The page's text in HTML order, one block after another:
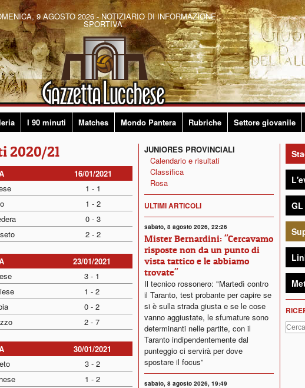
9 AGOSTO 2026 - NOTIZIARIO DI INFORMAZIONE
SPORTIVA
I 90 minuti Matches Mondo Pantera Rubriche Settore giovanile
2020/21
16/01/2021
1 - 1
1 - 2
0 - 3
2 - 2
23/01/2021
3 - 1
1 - 2
0 - 2
2 - 7
30/01/2021
3 - 2
1 - 2
JUNIORES PROVINCIALI
Calendario e risultati
Classifica
Rosa
ULTIMI ARTICOLI
sabato, 8 agosto 2026, 22:26
Mister Bernardini: "Cercavamo
risposte non da un punto di
vista tattico e le abbiamo
trovate"
Il tecnico rossonero: "Martedì contro
il Taranto, test probante per capire se
si è sulla strada giusta e se le cose
vanno aggiustate, le sfumature sono
determinanti nelle partite, con il
Taranto indipendentemente dal
punteggio ci servirà per dove
spostare il focus”
sabato, 8 agosto 2026, 19:49